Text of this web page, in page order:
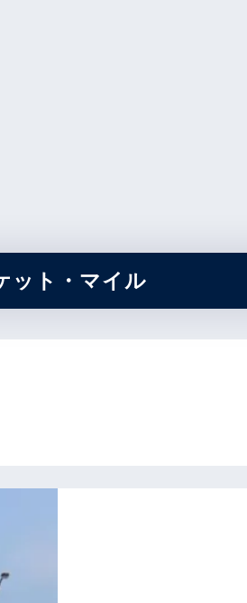
ット・マイル